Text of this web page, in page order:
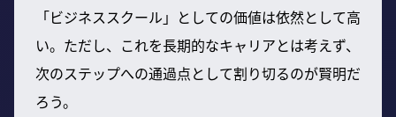
「ビジネススクール」としての価値は依然として高
い。ただし、これを長期的なキャリアとは考えず、
次のステップへの通過点として割り切るのが賢明だ
ろう。